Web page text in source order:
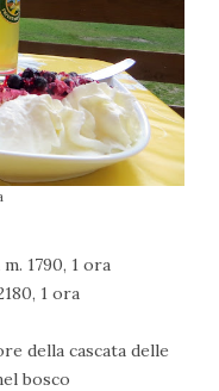
1790, 1 ora
1 ora
della cascata delle
bosco